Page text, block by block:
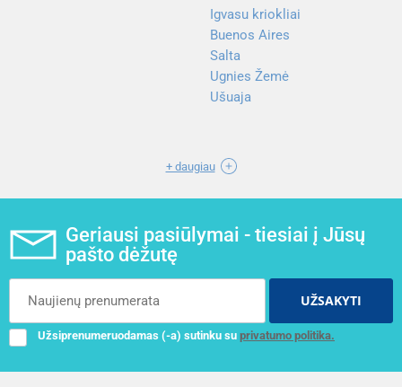
Igvasu kriokliai
Buenos Aires
Salta
Ugnies Žemė
Ušuaja
+ daugiau
Geriausi pasiūlymai - tiesiai į Jūsų
pašto dėžutę
UŽSAKYTI
Užsiprenumeruodamas (-a) sutinku su privatumo politika.